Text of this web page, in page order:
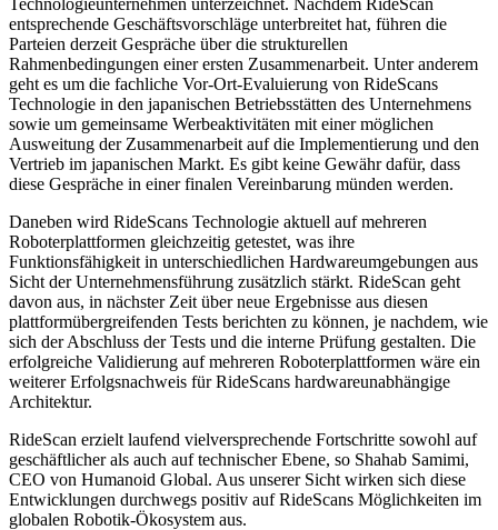
entsprechende Geschäftsvorschläge unterbreitet hat, führen die
Parteien derzeit Gespräche über die strukturellen
Rahmenbedingungen einer ersten Zusammenarbeit. Unter anderem
geht es um die fachliche Vor-Ort-Evaluierung von RideScans
Technologie in den japanischen Betriebsstätten des Unternehmens
sowie um gemeinsame Werbeaktivitäten mit einer möglichen
Ausweitung der Zusammenarbeit auf die Implementierung und den
Vertrieb im japanischen Markt. Es gibt keine Gewähr dafür, dass
diese Gespräche in einer finalen Vereinbarung münden werden.
Daneben wird RideScans Technologie aktuell auf mehreren
Roboterplattformen gleichzeitig getestet, was ihre
Funktionsfähigkeit in unterschiedlichen Hardwareumgebungen aus
Sicht der Unternehmensführung zusätzlich stärkt. RideScan geht
davon aus, in nächster Zeit über neue Ergebnisse aus diesen
plattformübergreifenden Tests berichten zu können, je nachdem, wie
sich der Abschluss der Tests und die interne Prüfung gestalten. Die
erfolgreiche Validierung auf mehreren Roboterplattformen wäre ein
weiterer Erfolgsnachweis für RideScans hardwareunabhängige
Architektur.
RideScan erzielt laufend vielversprechende Fortschritte sowohl auf
geschäftlicher als auch auf technischer Ebene, so Shahab Samimi,
CEO von Humanoid Global. Aus unserer Sicht wirken sich diese
Entwicklungen durchwegs positiv auf RideScans Möglichkeiten im
globalen Robotik-Ökosystem aus.